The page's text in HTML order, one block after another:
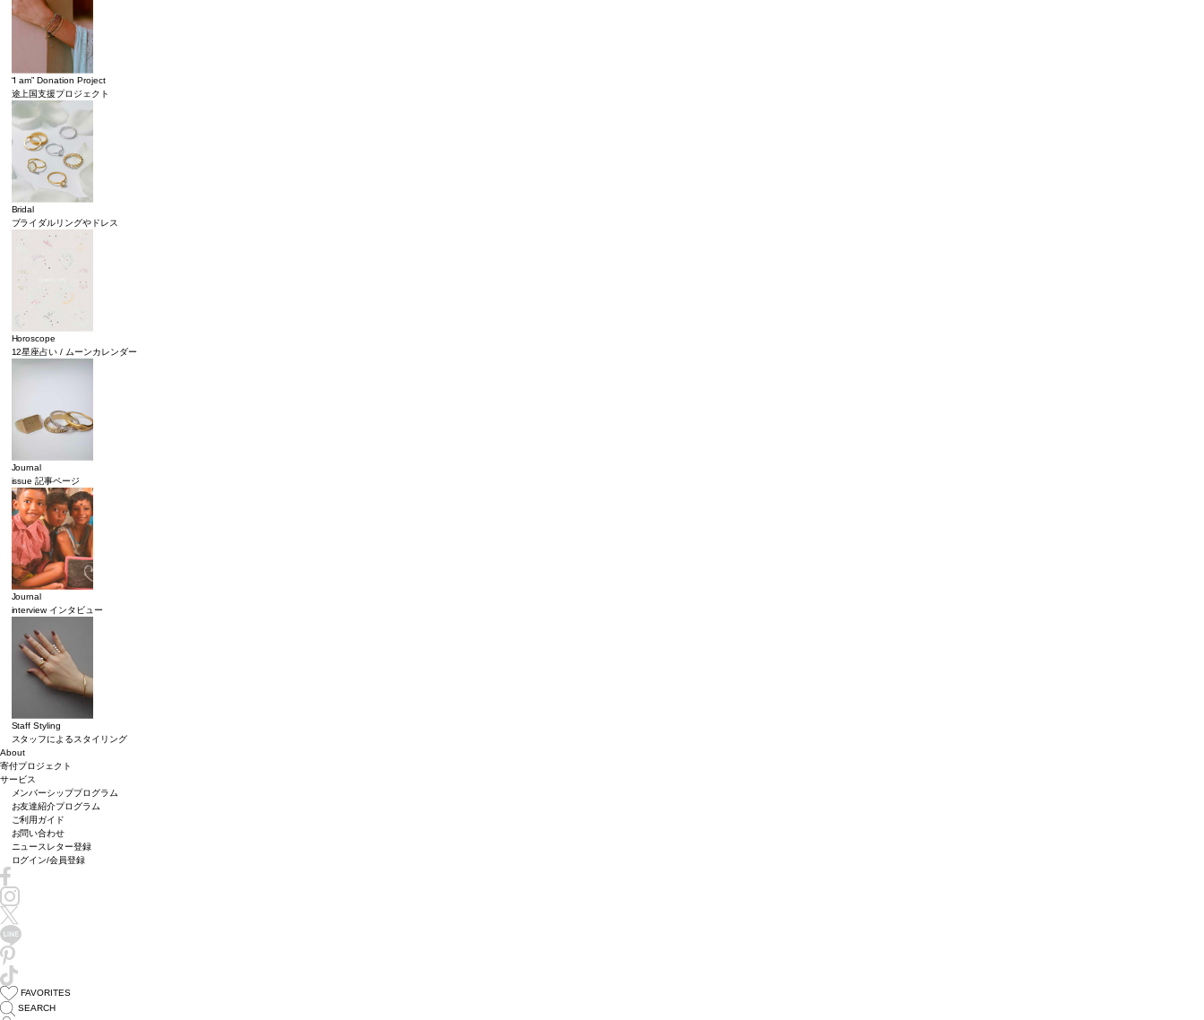
“I am” Donation Project
途上国支援プロジェクト
Bridal
ブライダルリングやドレス
Horoscope
12星座占い / ムーンカレンダー
Journal
issue 記事ページ
Journal
interview インタビュー
Staff Styling
スタッフによるスタイリング
About
寄付プロジェクト
サービス
メンバーシッププログラム
お友達紹介プログラム
ご利用ガイド
お問い合わせ
ニュースレター登録
ログイン/会員登録
FAVORITES
SEARCH